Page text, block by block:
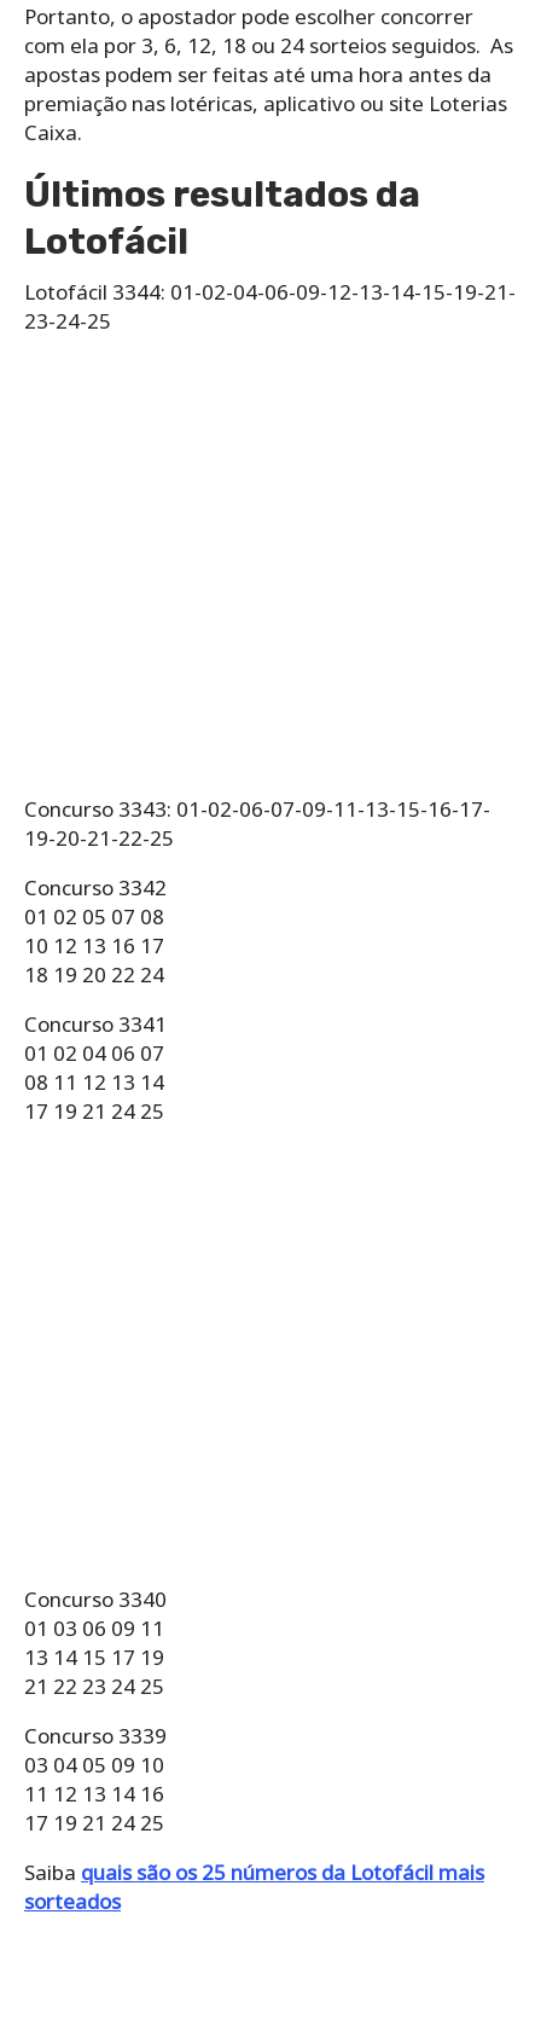
Portanto, o ‌apostador‌ ‌pode‌ ‌escolher‌ ‌concorrer‌
‌com‌ ‌ela‌ ‌por‌ ‌3,‌ ‌6,‌ ‌12,‌ ‌18‌ ‌ou‌ ‌24‌ ‌sorteios seguidos.‌ ‌ As
apostas podem ser feitas até uma hora antes da
premiação nas lotéricas, aplicativo ou site Loterias
Caixa.
Últimos resultados da
Lotofácil
Lotofácil 3344: 01-02-04-06-09-12-13-14-15-19-21-
23-24-25
Concurso 3343: 01-02-06-07-09-11-13-15-16-17-
19-20-21-22-25
Concurso 3342
01 02 05 07 08
10 12 13 16 17
18 19 20 22 24
Concurso 3341
01 02 04 06 07
08 11 12 13 14
17 19 21 24 25
Concurso 3340
01 03 06 09 11
13 14 15 17 19
21 22 23 24 25
Concurso 3339
03 04 05 09 10
11 12 13 14 16
17 19 21 24 25
Saiba quais são os 25 números da Lotofácil mais
sorteados